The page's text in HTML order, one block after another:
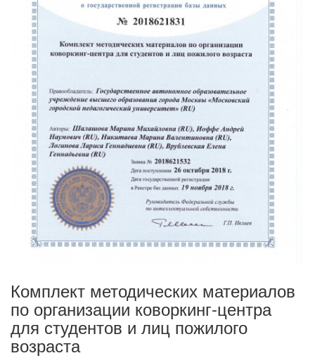
Комплект методических материалов
по организации коворкинг-центра
для студентов и лиц пожилого
возраста